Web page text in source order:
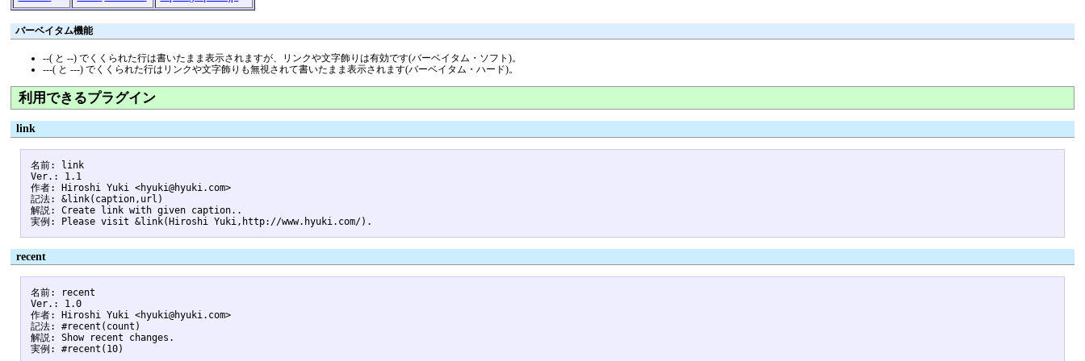
バーベイタム機能
--( と --) でくくられた行は書いたまま表示されますが、リンクや文字飾りは有効です(バーベイタム・ソフト)。
---( と ---) でくくられた行はリンクや文字飾りも無視されて書いたまま表示されます(バーベイタム・ハード)。
利用できるプラグイン
link
名前: link
Ver.: 1.1
作者: Hiroshi Yuki <hyuki@hyuki.com>
記法: &link(caption,url)
解説: Create link with given caption..
recent
名前: recent
Ver.: 1.0
作者: Hiroshi Yuki <hyuki@hyuki.com>
記法: #recent(count)
解説: Show recent changes.